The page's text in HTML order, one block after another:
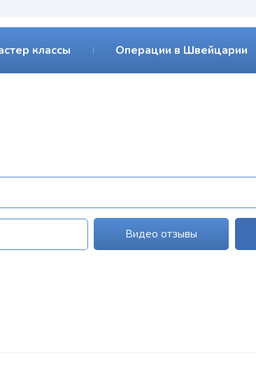
классы Операции в Швейцарии
Видео отзывы